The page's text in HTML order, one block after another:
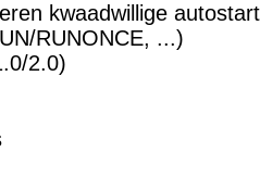
kwaadwillige
RUNONCE, ...)
2.0)